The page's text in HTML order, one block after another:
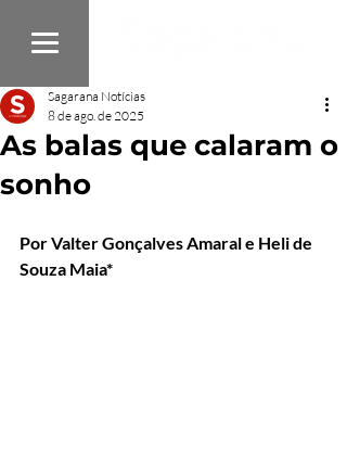
As balas que calaram o
sonho
Sagarana Notícias
8 de ago. de 2025
Por Valter Gonçalves Amaral e Heli de
Souza Maia*